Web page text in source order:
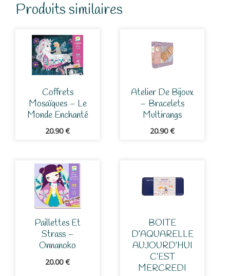
Produits similaires
Coffrets
Mosaïques – Le
Monde Enchanté
20.90€
Atelier De Bijoux
– Bracelets
Multirangs
20.90€
Paillettes Et
Strass –
Onnanoko
20.00€
BOITE
D’AQUARELLE
AUJOURD’HUI
C’EST
MERCREDI